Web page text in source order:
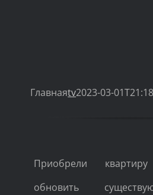
Главнаяtv2023-03-
Приобрели
обновить